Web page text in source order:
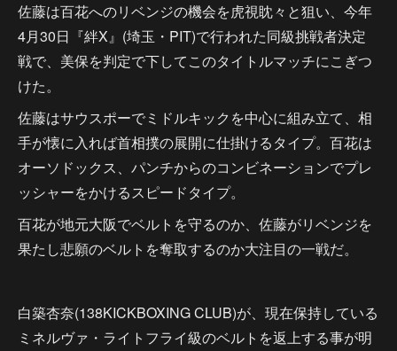
佐藤は百花へのリベンジの機会を虎視眈々と狙い、今年
4月30日『絆X』(埼玉・PIT)で行われた同級挑戦者決定
戦で、美保を判定で下してこのタイトルマッチにこぎつ
けた。
佐藤はサウスポーでミドルキックを中心に組み立て、相
手が懐に入れば首相撲の展開に仕掛けるタイプ。百花は
オーソドックス、パンチからのコンビネーションでプレ
ッシャーをかけるスピードタイプ。
百花が地元大阪でベルトを守るのか、佐藤がリベンジを
果たし悲願のベルトを奪取するのか大注目の一戦だ。
白築杏奈(138KICKBOXING CLUB)が、現在保持している
ミネルヴァ・ライトフライ級のベルトを返上する事が明